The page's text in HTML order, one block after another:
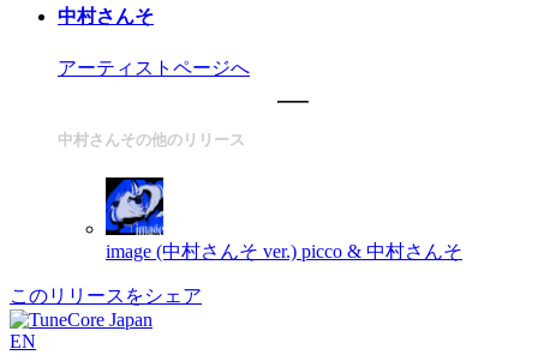
中村さんそ
アーティストページへ
中村さんその他のリリース
image (中村さんそ ver.) picco & 中村さんそ
このリリースをシェア
EN